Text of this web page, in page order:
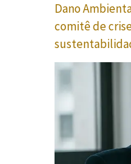
Dano
comitê de